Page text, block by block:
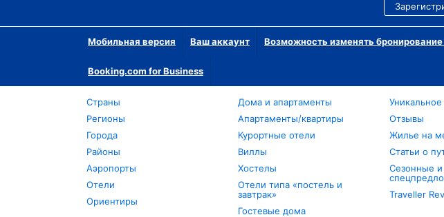
Мобильная версия Ваш аккаунт Возможность изменять бронирование
Booking.com for Business
Страны
Регионы
Города
Районы
Аэропорты
Отели
Ориентиры
Дома и апартаменты
Апартаменты/квартиры
Курортные отели
Виллы
Хостелы
Отели типа «постель и
завтрак»
Гостевые дома
Отзывы
Жилье на
Статьи о
Сезонные
Traveller